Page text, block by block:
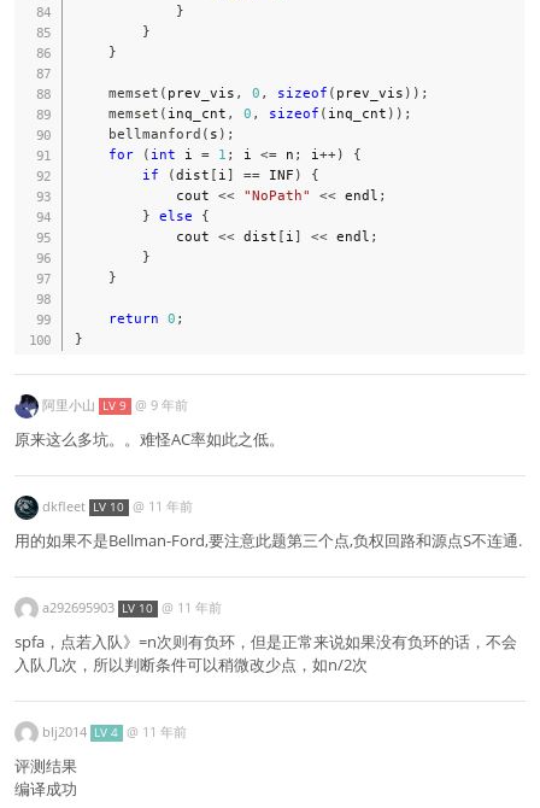
}
}
}
memset ( prev_vis , 0 , sizeof ( prev_vis ) ) ;
memset ( inq_cnt , 0 , sizeof ( inq_cnt ) ) ;
bellmanford ( s ) ;
for
( int i = 1 ; i <= n ; i ++)
{
if
(dist [ i ] == INF )
{
            cout
<< "NoPath" << endl ;
} else
{
            cout
<< dist [ i ] << endl ;
}
}
return 0 ;
}
阿里小山 LV 9 @ 9 年前
原来这么多坑。。难怪AC率如此之低。
dkfleet LV 10 @ 11 年前
用的如果不是Bellman-Ford,要注意此题第三个点,负权回路和源点S不连通.
a292695903 LV 10 @ 11 年前
spfa，点若入队》=n次则有负环，但是正常来说如果没有负环的话，不会
入队几次，所以判断条件可以稍微改少点，如n/2次
blj2014 LV 4 @ 11 年前
评测结果
编译成功